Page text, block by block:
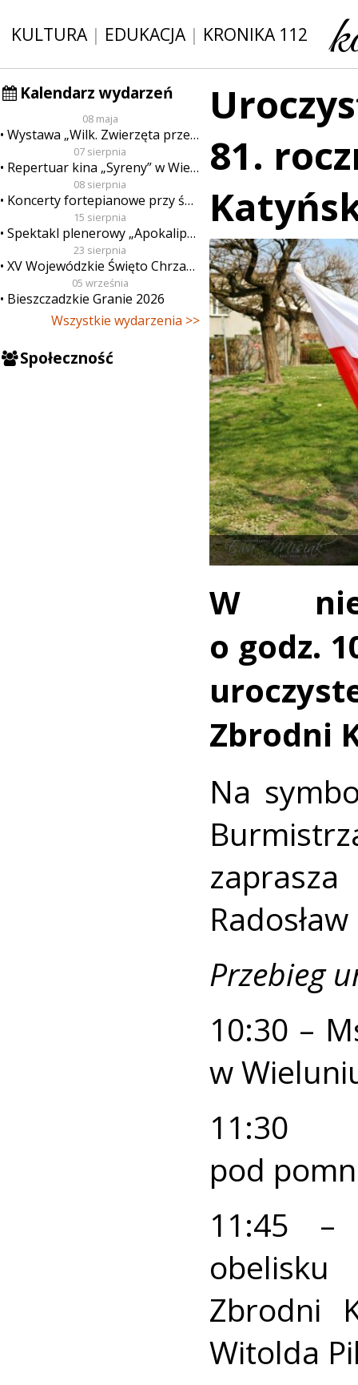
KULTURA| EDUKACJA| KRONIKA 112
Kalendarz wydarzeń
08 maja
Wystawa „Wilk. Zwierzęta przeklęte”
07 sierpnia
Repertuar kina „Syreny” w Wieluniu w dn. od 7 do 13 sierpnia
08 sierpnia
Koncerty fortepianowe przy świecach
15 sierpnia
Spektakl plenerowy „Apokalipsa”
23 sierpnia
XV Wojewódzkie Święto Chrzanu
05 września
Bieszczadzkie Granie 2026
Wszystkie wydarzenia >>
Społeczność
81.
W
o godz.
Zbrodni
Na
Przebieg
10:30 –
w
11:30
pod
11:45 –
Zbrodni
Witolda